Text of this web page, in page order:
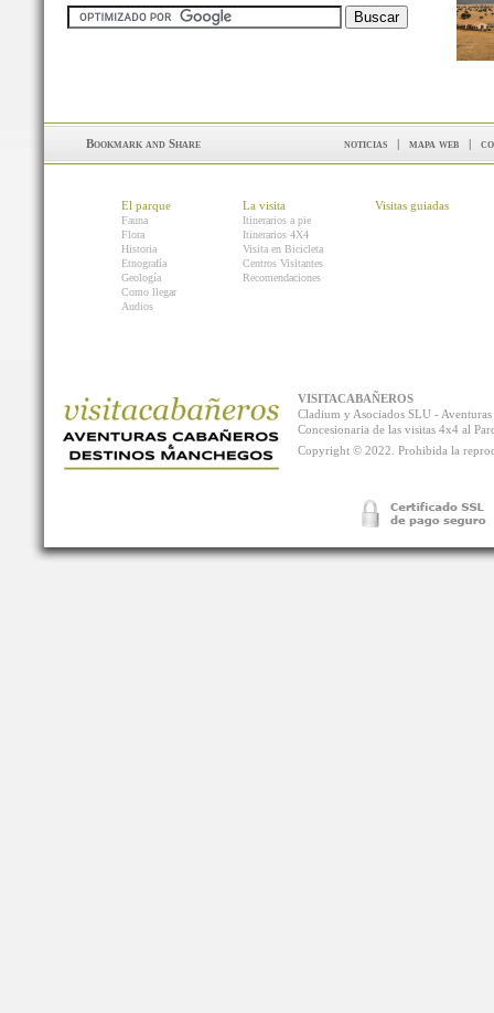
noticias | mapa web |
El parque
Fauna
Flora
Historia
Etnografía
Geología
Como llegar
Audios
La visita
Itinerarios a pie
Itinerarios 4X4
Visita en Bicicleta
Centros Visitantes
Recomendaciones
Visitas guiadas
VISITACABAÑEROS
Cladium y Asociados SLU -
Concesionaria de las visitas 4x4 al
Copyright © 2022. Prohibida la